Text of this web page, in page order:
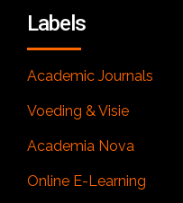
Labels
Academic Journals
Voeding & Visie
Academia Nova
Online E-Learning